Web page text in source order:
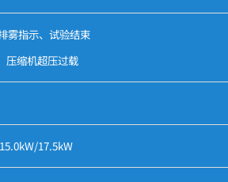
雾指示、试验结束
压缩机超压过载
17.5kW